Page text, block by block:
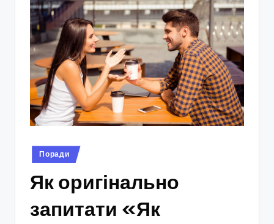
Опубліковано
у
Поради
Як оригінально
запитати «Як